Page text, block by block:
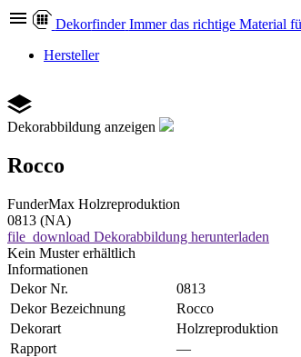
Dekorfinder Immer das richtige Material
Hersteller
Dekorabbildung anzeigen
Rocco
FunderMax Holzreproduktion
0813 (NA)
file_download Dekorabbildung herunterladen
Kein Muster erhältlich
Informationen
Dekor Nr.
0813
Dekor Bezeichnung
Rocco
Dekorart
Holzreproduktion
Rapport
—